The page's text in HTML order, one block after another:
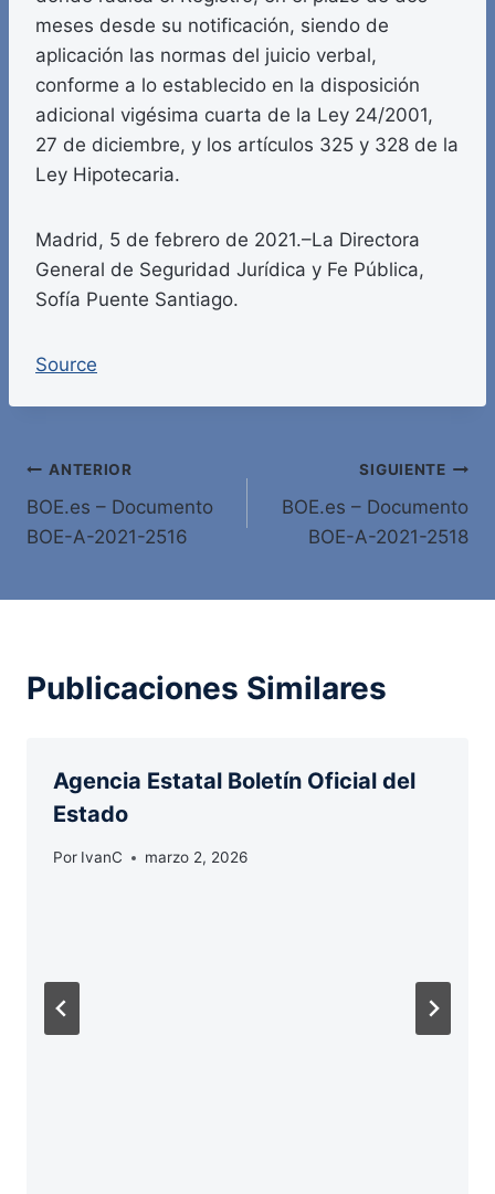
meses desde su notificación, siendo de
aplicación las normas del juicio verbal,
conforme a lo establecido en la disposición
adicional vigésima cuarta de la Ley 24/2001,
27 de diciembre, y los artículos 325 y 328 de la
Ley Hipotecaria.
Madrid, 5 de febrero de 2021.–La Directora
General de Seguridad Jurídica y Fe Pública,
Sofía Puente Santiago.
Source
Navegación
de
ANTERIOR
BOE.es – Documento
BOE-A-2021-2516
SIGUIENTE
BOE.es – Documento
BOE-A-2021-2518
Publicaciones Similares
Agencia Estatal Boletín Oficial del
Estado
Por IvanC marzo 2, 2026